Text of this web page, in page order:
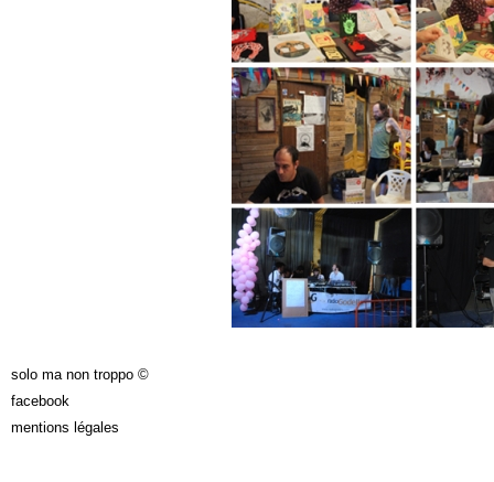
solo ma non troppo ©
facebook
mentions légales